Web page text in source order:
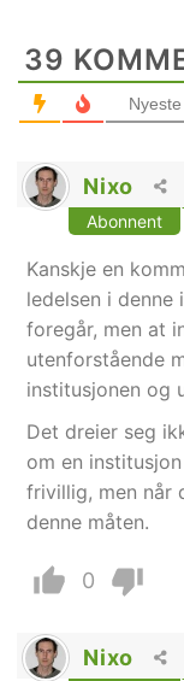
39
Nyeste
Nixo
Abonnent
Kanskje en
ledelsen i
foregår, men at
utenforstående
institusjonen og
Det dreier seg
om en
frivillig, men når
denne måten.
0
Nixo